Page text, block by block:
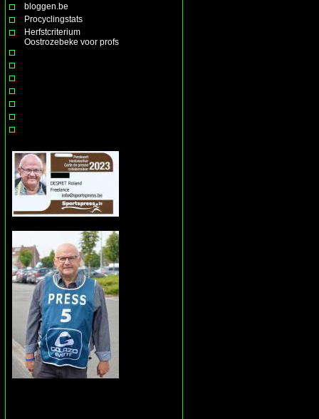
bloggen.be
Procyclingstats
Herfstcriterium
Oostrozebeke voor profs